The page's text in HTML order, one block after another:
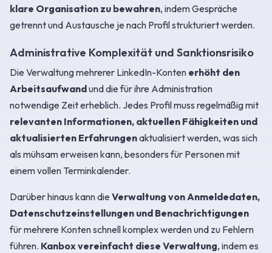
klare Organisation zu bewahren, indem Gespräche
getrennt und Austausche je nach Profil strukturiert werden.
Administrative Komplexität und Sanktionsrisiko
Die Verwaltung mehrerer LinkedIn-Konten erhöht den
Arbeitsaufwandund die für ihre Administration
notwendige Zeit erheblich. Jedes Profil muss regelmäßig mit
relevanten Informationen, aktuellen Fähigkeiten und
aktualisierten Erfahrungenaktualisiert werden, was sich
als mühsam erweisen kann, besonders für Personen mit
einem vollen Terminkalender.
Darüber hinaus kann die Verwaltung von Anmeldedaten,
Datenschutzeinstellungen und Benachrichtigungen
für mehrere Konten schnell komplex werden und zu Fehlern
führen. Kanbox vereinfacht diese Verwaltung, indem es